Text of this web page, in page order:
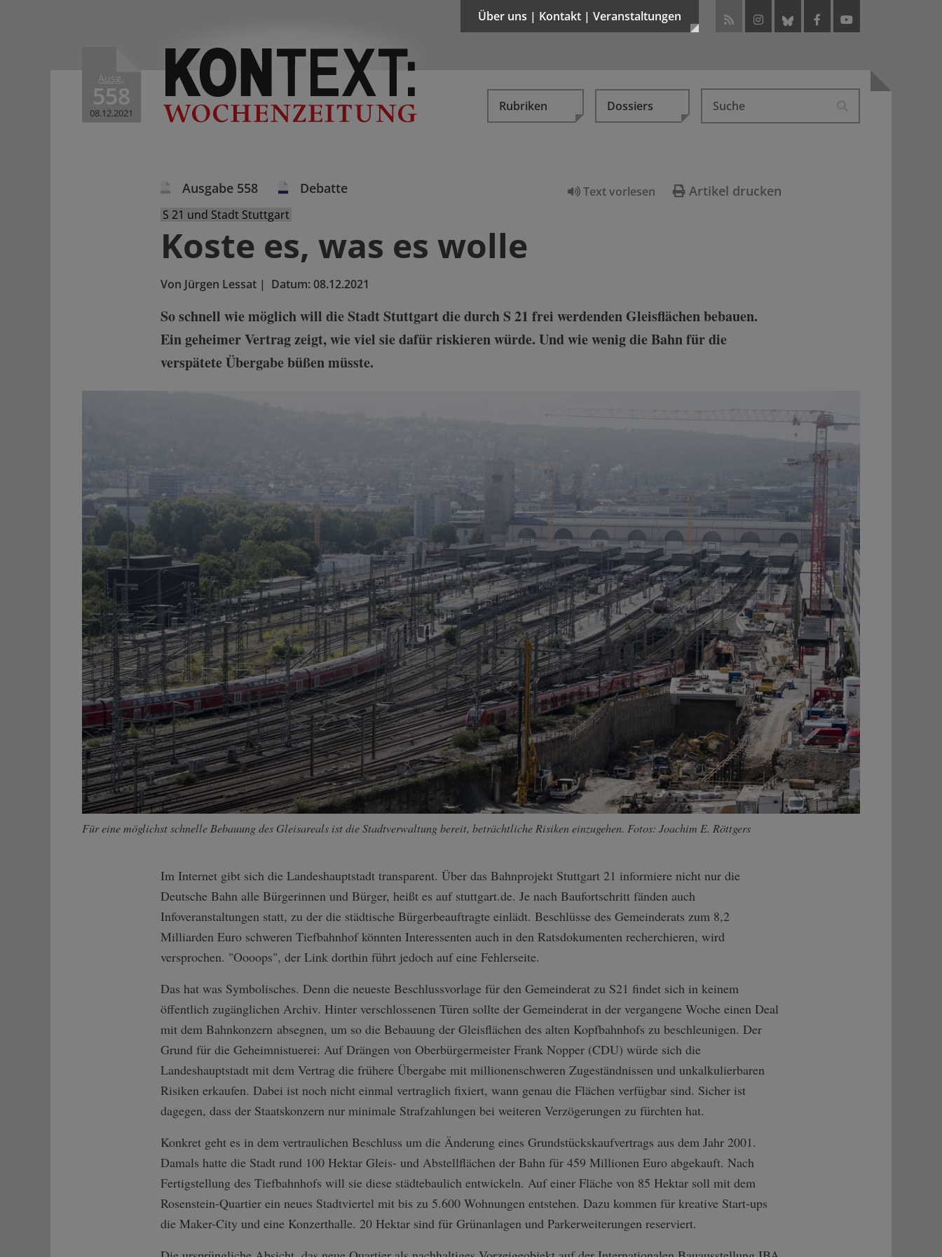
Ausg.
558
08.12.2021
Über uns | Kontakt | Veranstaltungen
Rubriken Dossiers
Text vorlesen Artikel drucken
Ausgabe 558 Debatte
S 21 und Stadt Stuttgart
Koste es, was es wolle
Von Jürgen Lessat | Datum:08.12.2021
So schnell wie möglich will die Stadt Stuttgart die durch S 21 frei werdenden Gleisflächen bebauen.
Ein geheimer Vertrag zeigt, wie viel sie dafür riskieren würde. Und wie wenig die Bahn für die
verspätete Übergabe büßen müsste.
Für eine möglichst schnelle Bebauung des Gleisareals ist die Stadtverwaltung bereit, beträchtliche Risiken einzugehen. Fotos: Joachim E. Röttgers
Im Internet gibt sich die Landeshauptstadt transparent. Über das Bahnprojekt Stuttgart 21 informiere nicht nur die
Deutsche Bahn alle Bürgerinnen und Bürger, heißt es auf stuttgart.de. Je nach Baufortschritt fänden auch
Infoveranstaltungen statt, zu der die städtische Bürgerbeauftragte einlädt. Beschlüsse des Gemeinderats zum 8,2
Milliarden Euro schweren Tiefbahnhof könnten Interessenten auch in den Ratsdokumenten recherchieren, wird
versprochen. "Oooops", der Link dorthin führt jedoch auf eine Fehlerseite.
Das hat was Symbolisches. Denn die neueste Beschlussvorlage für den Gemeinderat zu S21 findet sich in keinem
öffentlich zugänglichen Archiv. Hinter verschlossenen Türen sollte der Gemeinderat in der vergangene Woche einen Deal
mit dem Bahnkonzern absegnen, um so die Bebauung der Gleisflächen des alten Kopfbahnhofs zu beschleunigen. Der
Grund für die Geheimnistuerei: Auf Drängen von Oberbürgermeister Frank Nopper (CDU) würde sich die
Landeshauptstadt mit dem Vertrag die frühere Übergabe mit millionenschweren Zugeständnissen und unkalkulierbaren
Risiken erkaufen. Dabei ist noch nicht einmal vertraglich fixiert, wann genau die Flächen verfügbar sind. Sicher ist
dagegen, dass der Staatskonzern nur minimale Strafzahlungen bei weiteren Verzögerungen zu fürchten hat.
Konkret geht es in dem vertraulichen Beschluss um die Änderung eines Grundstückskaufvertrags aus dem Jahr 2001.
Damals hatte die Stadt rund 100 Hektar Gleis- und Abstellflächen der Bahn für 459 Millionen Euro abgekauft. Nach
Fertigstellung des Tiefbahnhofs will sie diese städtebaulich entwickeln. Auf einer Fläche von 85 Hektar soll mit dem
Rosenstein-Quartier ein neues Stadtviertel mit bis zu 5.600 Wohnungen entstehen. Dazu kommen für kreative Start-ups
die Maker-City und eine Konzerthalle. 20 Hektar sind für Grünanlagen und Parkerweiterungen reserviert.